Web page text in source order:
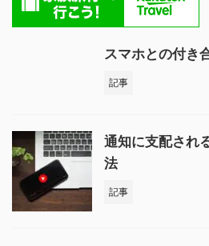
スマホとの付き
記事
通知に支配され
法
記事